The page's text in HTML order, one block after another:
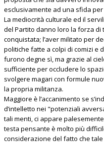
esclusivamente ad una sfida
La mediocrità culturale ed il
del Partito danno loro la forza
conquistata; l’aver militato per
politiche fatte a colpi di comizi e
furono degne sì, ma grazie al
sufficiente per occludere lo
svolgere magari con formule
la propria militanza.
Maggiore è l’accanimento se
d’intelletto nei "potenziali
tali menti, ci appare
testa pensante è molto più
considerazione del fatto che